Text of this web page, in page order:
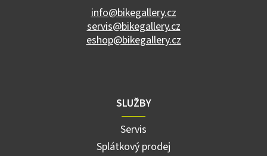
y
v
ý
p
info@bikegallery.cz
servis@bikegallery.cz
eshop@bikegallery.cz
SLUŽBY
Servis
Splátkový prodej